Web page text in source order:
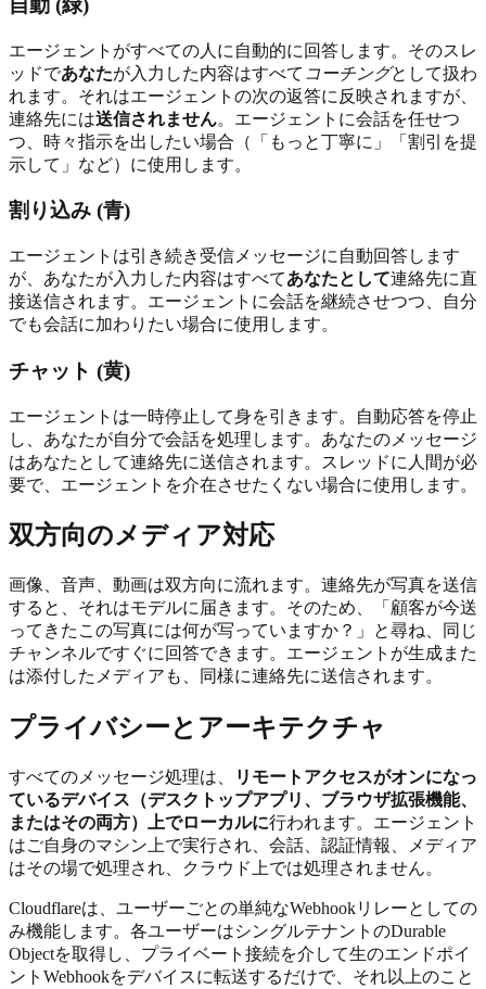
自動 (緑)
エージェントがすべての人に自動的に回答します。そのスレ
ッドであなたが入力した内容はすべて コーチングとして扱わ
れます。それはエージェントの次の返答に反映されますが、
連絡先には送信されません。エージェントに会話を任せつ
つ、時々指示を出したい場合（「もっと丁寧に」「割引を提
示して」など）に使用します。
割り込み (青)
エージェントは引き続き受信メッセージに自動回答します
が、あなたが入力した内容はすべてあなたとして連絡先に直
接送信されます。エージェントに会話を継続させつつ、自分
でも会話に加わりたい場合に使用します。
チャット (黄)
エージェントは一時停止して身を引きます。自動応答を停止
し、あなたが自分で会話を処理します。あなたのメッセージ
はあなたとして連絡先に送信されます。スレッドに人間が必
要で、エージェントを介在させたくない場合に使用します。
双方向のメディア対応
画像、音声、動画は双方向に流れます。連絡先が写真を送信
すると、それはモデルに届きます。そのため、「顧客が今送
ってきたこの写真には何が写っていますか？」と尋ね、同じ
チャンネルですぐに回答できます。エージェントが生成また
は添付したメディアも、同様に連絡先に送信されます。
プライバシーとアーキテクチャ
すべてのメッセージ処理は、
リモートアクセスがオンになっ
ているデバイス（デスクトップアプリ、ブラウザ拡張機能、
またはその両方）上でローカルに行われます。エージェント
はご自身のマシン上で実行され、会話、認証情報、メディア
はその場で処理され、クラウド上では処理されません。
Cloudflareは、ユーザーごとの単純なWebhookリレーとしての
み機能します。各ユーザーはシングルテナントのDurable
Objectを取得し、プライベート接続を介して生のエンドポイ
ントWebhookをデバイスに転送するだけで、それ以上のこと